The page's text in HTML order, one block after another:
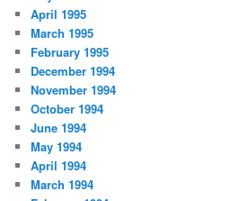
April 1995
March 1995
February 1995
December 1994
November 1994
October 1994
June 1994
May 1994
April 1994
March 1994